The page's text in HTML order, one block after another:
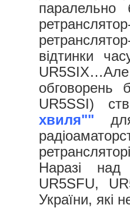
паралельно
відтинки
UR5SIX…Але
обговорень
UR5SSI)
хвиля""
Наразі
UR5SFU,
України, які